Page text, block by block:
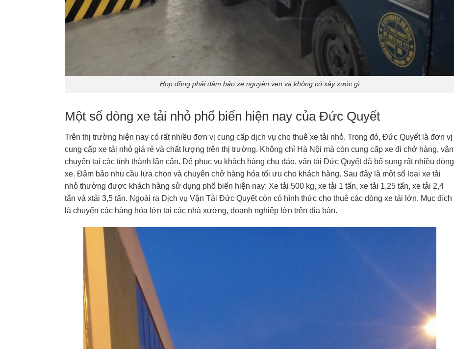
Hợp đồng phải đảm bảo xe nguyên vẹn và không có xây xước gì
Một số dòng xe tải nhỏ phổ biến hiện nay của Đức Quyết
Trên thị trường hiện nay có rất nhiều đơn vị cung cấp dịch vụ cho thuê xe tải nhỏ. Trong đó, Đức Quyết là đơn vị
cung cấp xe tải nhỏ giá rẻ và chất lượng trên thị trường. Không chỉ Hà Nội mà còn cung cấp xe đi chở hàng, vận
chuyển tại các tỉnh thành lân cận. Để phục vụ khách hàng chu đáo, vận tải Đức Quyết đã bổ sung rất nhiều dòng
xe. Đảm bảo nhu cầu lựa chọn và chuyên chở hàng hóa tối ưu cho khách hàng. Sau đây là một số loại xe tải
nhỏ thường được khách hàng sử dụng phổ biến hiện nay: Xe tải 500 kg, xe tải 1 tấn, xe tải 1,25 tấn, xe tải 2,4
tấn và xtải 3,5 tấn. Ngoài ra Dịch vụ Vận Tải Đức Quyết còn có hình thức cho thuê các dòng xe tải lớn. Mục đích
là chuyển các hàng hóa lớn tại các nhà xưởng, doanh nghiệp lớn trên địa bàn.